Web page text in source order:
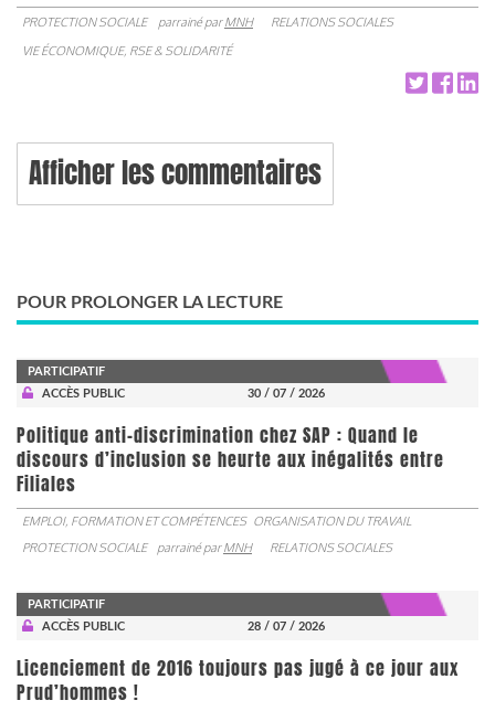
PROTECTION SOCIALE parrainé parMNH
RELATIONS SOCIALES
VIE ÉCONOMIQUE, RSE & SOLIDARITÉ
Afficher les commentaires
POUR PROLONGER LA LECTURE
PARTICIPATIF
ACCÈS PUBLIC
30 / 07 / 2026
Politique anti-discrimination chez SAP : Quand le
discours d’inclusion se heurte aux inégalités entre
Filiales
EMPLOI, FORMATION ET COMPÉTENCES ORGANISATION DU TRAVAIL
PROTECTION SOCIALE
parrainé parMNH RELATIONS SOCIALES
PARTICIPATIF
ACCÈS PUBLIC
28 / 07 / 2026
Licenciement de 2016 toujours pas jugé à ce jour aux
Prud’hommes !